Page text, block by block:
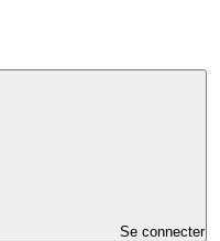
Se connecter